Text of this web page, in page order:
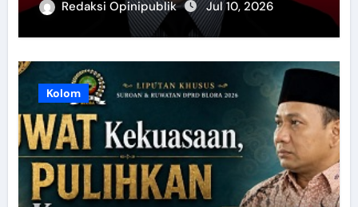
Redaksi Opinipublik Jul 10, 2026
Kolom